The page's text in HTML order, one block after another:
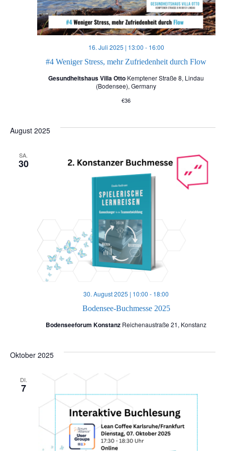
n
N
g
a
#4 Weniger Stress, mehr Zufriedenheit durch Flow
16. Juli 2025 | 13:00 - 16:00
Gesundheitshaus Villa Otto Kemptener Straße 8, Lindau
(Bodensee), Germany
€36
August 2025
SA.
30
Bodensee-Buchmesse 2025
30. August 2025 | 10:00 - 18:00
Bodenseeforum Konstanz Reichenaustraße 21, Konstanz
Oktober 2025
DI.
7